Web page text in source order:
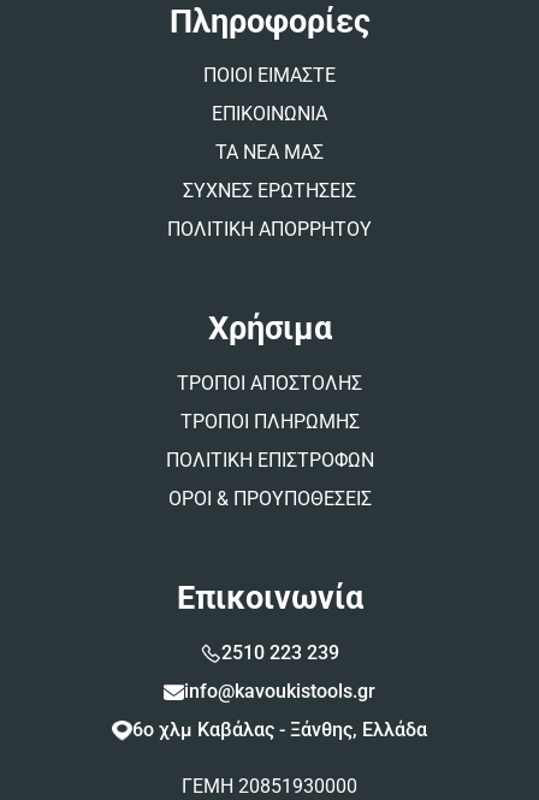
Πληροφορίες
ΠΟΙΟΙ ΕΙΜΑΣΤΕ
ΕΠΙΚΟΙΝΩΝΙΑ
ΤΑ ΝΕΑ ΜΑΣ
ΣΥΧΝΕΣ ΕΡΩΤΗΣΕΙΣ
ΠΟΛΙΤΙΚΗ ΑΠΟΡΡΗΤΟΥ
Χρήσιμα
ΤΡΟΠΟΙ ΑΠΟΣΤΟΛΗΣ
ΤΡΟΠΟΙ ΠΛΗΡΩΜΗΣ
ΠΟΛΙΤΙΚΗ ΕΠΙΣΤΡΟΦΩΝ
ΟΡΟΙ & ΠΡΟΥΠΟΘΕΣΕΙΣ
Επικοινωνία
2510 223 239
info@kavoukistools.gr
6ο χλμ Καβάλας - Ξάνθης, Ελλάδα
ΓΕΜΗ 20851930000